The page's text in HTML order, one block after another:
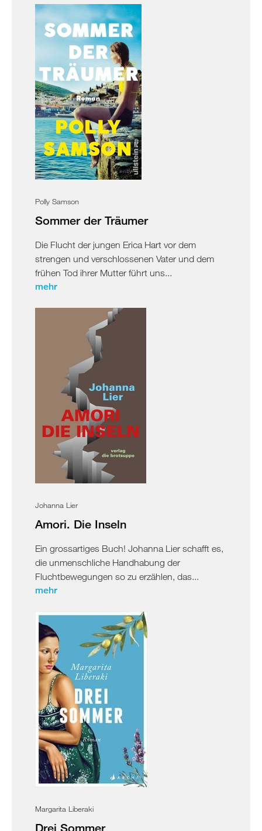
Polly Samson
Sommer der Träumer
Die Flucht der jungen Erica Hart vor dem
strengen und verschlossenen Vater und dem
frühen Tod ihrer Mutter führt uns...
mehr
Johanna Lier
Amori. Die Inseln
Ein grossartiges Buch! Johanna Lier schafft es,
die unmenschliche Handhabung der
Fluchtbewegungen so zu erzählen, das...
mehr
Margarita Liberaki
Drei Sommer